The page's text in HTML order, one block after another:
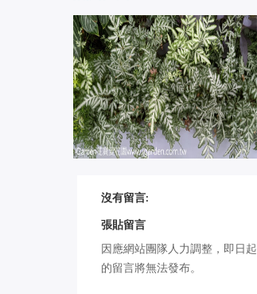
這是什麼花？猜花名抽種子活動
沒有留言:
張貼留言
因應網站團隊人力調整，即日
的留言將無法發布。